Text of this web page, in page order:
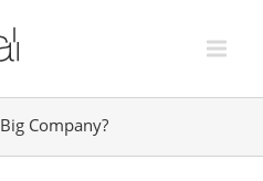
Company?